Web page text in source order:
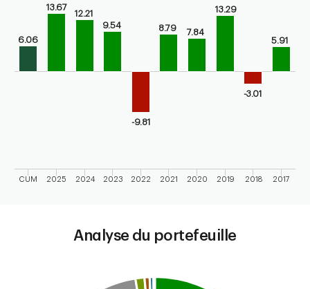
Bar chart for calendar performance of the fund
The chart has 1 X axis displaying categories.
The chart has 1 Y axis displaying values. Range: -20 to 20.
6.06
13.67
12.21
9.54
-9.81
8.79 7.84
13.29
-3.01
5.91
CUM 2025 2024 2023 2022 2021 2020 2019 2018 2017
Analyse du portefeuille
Pie chart with 8 slices.